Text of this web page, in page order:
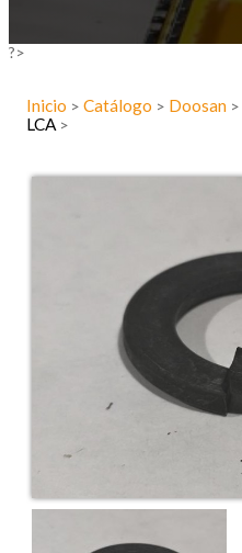
?>
Inicio > Catálogo > Doosan >
LCA >